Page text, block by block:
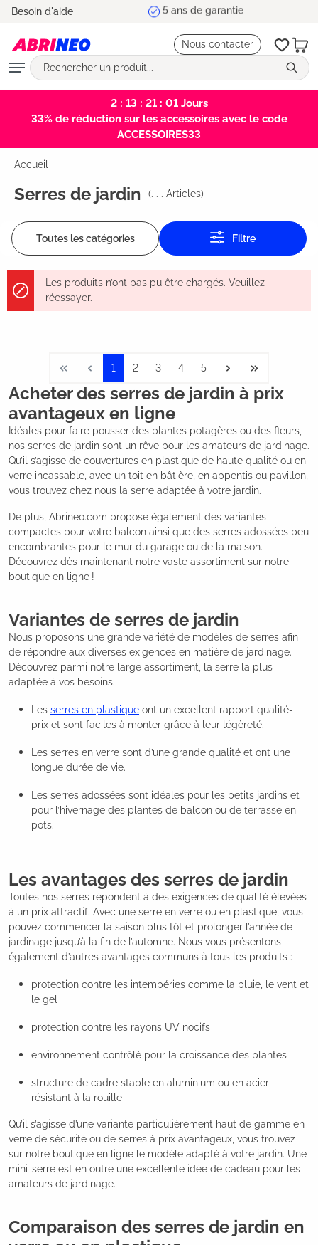
principal
Besoin d'aide 5 ans de garantie
Nous contacter
2 : 13 : 21 : 00 Jours
33% de réduction sur les accessoires avec le code
ACCESSOIRES33
Accueil
Serres de jardin (. . . Articles)
Toutes les catégories Filtre
Les produits n’ont pas pu être chargés. Veuillez
réessayer.
1 2 3 4 5
Acheter des serres de jardin à prix
avantageux en ligne
Idéales pour faire pousser des plantes potagères ou des fleurs,
nos serres de jardin sont un rêve pour les amateurs de jardinage.
Qu’il s’agisse de couvertures en plastique de haute qualité ou en
verre incassable, avec un toit en bâtière, en appentis ou pavillon,
vous trouvez chez nous la serre adaptée à votre jardin.
De plus, Abrineo.com propose également des variantes
compactes pour votre balcon ainsi que des serres adossées peu
encombrantes pour le mur du garage ou de la maison.
Découvrez dès maintenant notre vaste assortiment sur notre
boutique en ligne !
Variantes de serres de jardin
Nous proposons une grande variété de modèles de serres afin
de répondre aux diverses exigences en matière de jardinage.
Découvrez parmi notre large assortiment, la serre la plus
adaptée à vos besoins.
Les serres en plastique ont un excellent rapport qualité-
prix et sont faciles à monter grâce à leur légèreté.
Les serres en verre sont d’une grande qualité et ont une
longue durée de vie.
Les serres adossées sont idéales pour les petits jardins et
pour l’hivernage des plantes de balcon ou de terrasse en
pots.
Les avantages des serres de jardin
Toutes nos serres répondent à des exigences de qualité élevées
à un prix attractif. Avec une serre en verre ou en plastique, vous
pouvez commencer la saison plus tôt et prolonger l’année de
jardinage jusqu’à la fin de l’automne. Nous vous présentons
également d’autres avantages communs à tous les produits :
protection contre les intempéries comme la pluie, le vent et
le gel
protection contre les rayons UV nocifs
environnement contrôlé pour la croissance des plantes
structure de cadre stable en aluminium ou en acier
résistant à la rouille
Qu’il s’agisse d’une variante particulièrement haut de gamme en
verre de sécurité ou de serres à prix avantageux, vous trouvez
sur notre boutique en ligne le modèle adapté à votre jardin. Une
mini-serre est en outre une excellente idée de cadeau pour les
amateurs de jardinage.
Comparaison des serres de jardin en